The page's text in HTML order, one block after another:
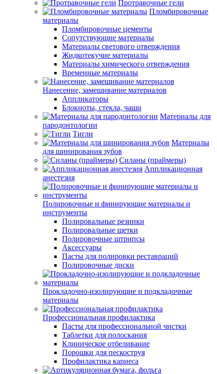
Протравочные гели
Пломбировочные
материалы
Пломбировочные цементы
Сопутствующие материалы
Материалы светового отверждения
Жидкотекучие материалы
Материалы химического отверждения
Временные материалы
Нанесение, замешивание материалов
Аппликаторы
Блокноты, стекла, чаши
Материалы для
пародонтологии
Тигли
Материалы
для шинирования зубов
Силаны (праймеры)
Аппликационная
анестезия
Полировочные и финирующие материалы и
инструменты
Полировальные резинки
Полировальные щетки
Полировочные штрипсы
Аксессуары
Пасты для полировки реставраций
Полировочные диски
Прокладочно-изолирующие и подкладочные
материалы
Профессиональная профилактика
Пасты для профессиональной чистки
Таблетки для полоскания
Клиническое отбеливание
Порошки для пескоструя
Профилактика кариеса